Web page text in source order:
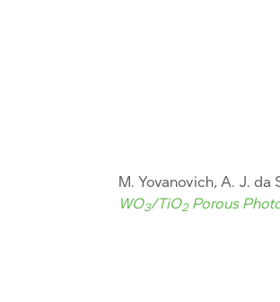
M. Yovanovich, A. J. da
WO3/TiO2Porous